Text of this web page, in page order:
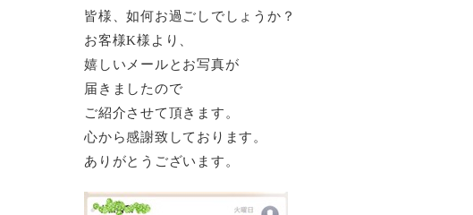
皆様、如何お過ごしでしょうか？
お客様K様より、
嬉しいメールとお写真が
届きましたので
ご紹介させて頂きます。
心から感謝致しております。
ありがとうございます。